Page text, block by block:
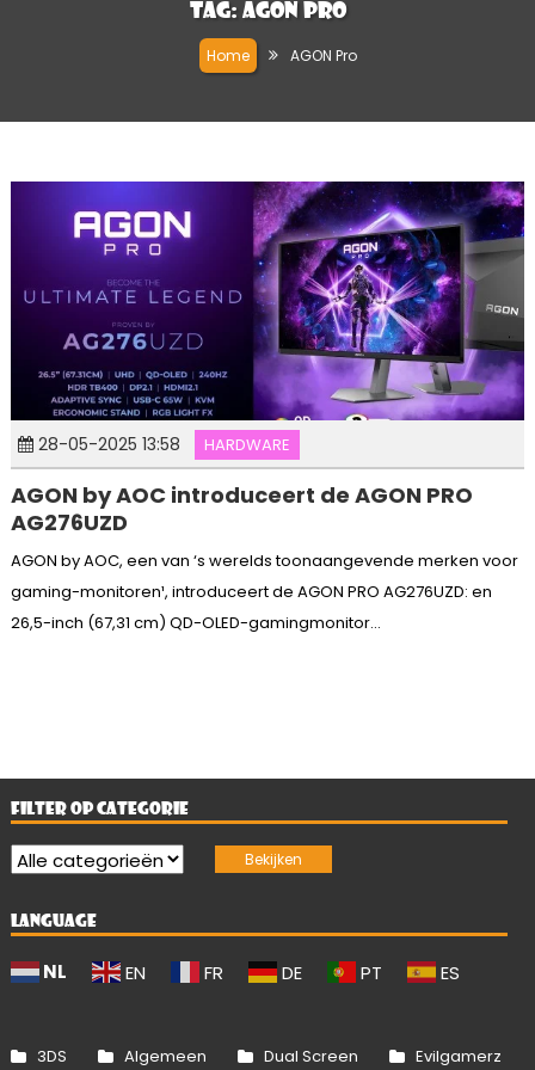
Tag: AGON Pro
Home AGON Pro
28-05-2025 13:58 HARDWARE
AGON by AOC introduceert de AGON PRO
AG276UZD
AGON by AOC, een van ‘s werelds toonaangevende merken voor
gaming-monitoren¹, introduceert de AGON PRO AG276UZD: en
26,5-inch (67,31 cm) QD-OLED-gamingmonitor...
FILTER OP CATEGORIE
LANGUAGE
NL EN FR DE PT ES
3DS Algemeen Dual Screen Evilgamerz